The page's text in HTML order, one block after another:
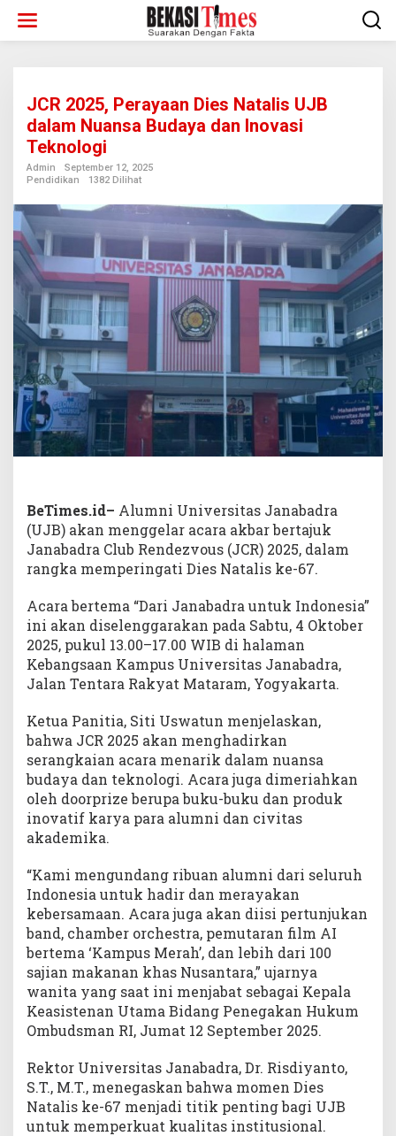
konten
JCR 2025, Perayaan Dies Natalis UJB
dalam Nuansa Budaya dan Inovasi
Teknologi
Admin
September 12, 2025
Pendidikan
1382 Dilihat
BeTimes.id– Alumni Universitas Janabadra
(UJB) akan menggelar acara akbar bertajuk
Janabadra Club Rendezvous (JCR) 2025, dalam
rangka memperingati Dies Natalis ke-67.
Acara bertema “Dari Janabadra untuk Indonesia”
ini akan diselenggarakan pada Sabtu, 4 Oktober
2025, pukul 13.00–17.00 WIB di halaman
Kebangsaan Kampus Universitas Janabadra,
Jalan Tentara Rakyat Mataram, Yogyakarta.
Ketua Panitia, Siti Uswatun menjelaskan,
bahwa JCR 2025 akan menghadirkan
serangkaian acara menarik dalam nuansa
budaya dan teknologi. Acara juga dimeriahkan
oleh doorprize berupa buku-buku dan produk
inovatif karya para alumni dan civitas
akademika.
“Kami mengundang ribuan alumni dari seluruh
Indonesia untuk hadir dan merayakan
kebersamaan. Acara juga akan diisi pertunjukan
band, chamber orchestra, pemutaran film AI
bertema ‘Kampus Merah’, dan lebih dari 100
sajian makanan khas Nusantara,” ujarnya
wanita yang saat ini menjabat sebagai Kepala
Keasistenan Utama Bidang Penegakan Hukum
Ombudsman RI, Jumat 12 September 2025.
Rektor Universitas Janabadra, Dr. Risdiyanto,
S.T., M.T., menegaskan bahwa momen Dies
Natalis ke-67 menjadi titik penting bagi UJB
untuk memperkuat kualitas institusional.